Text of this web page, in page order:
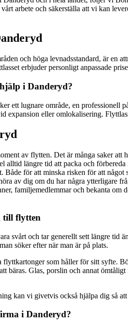
arbete och säkerställa att vi kan
och höga levnadsstandard, är en
erbjuder personligt anpassade
i Danderyd?
ett lugnare område, en professionell
expansion eller omlokalisering.
av flytten. Det är många saker
alltid längre tid att packa och
Både för att minska risken för att
av dig om du har några ytterligare
familjemedlemmar och bekanta om
till flytten
svårt och tar generellt sett längre tid
söker efter när man är på plats.
som håller för sitt syfte.
bäras. Glas, porslin och annat
kan vi givetvis också hjälpa dig så
i Danderyd?